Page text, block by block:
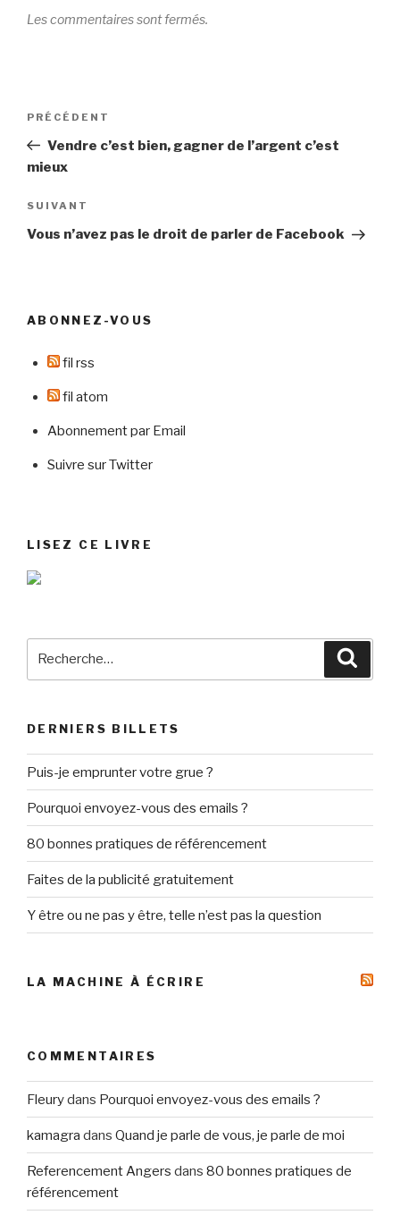
Les commentaires sont fermés.
Navigation
l’article
Article
précédent
PRÉCÉDENT
Vendre c’est bien, gagner de l’argent c’est
mieux
Article
suivant
SUIVANT
Vous n’avez pas le droit de parler de Facebook
ABONNEZ-VOUS
fil rss
fil atom
Abonnement par Email
Suivre sur Twitter
LISEZ CE LIVRE
DERNIERS BILLETS
Puis-je emprunter votre grue ?
Pourquoi envoyez-vous des emails ?
80 bonnes pratiques de référencement
Faites de la publicité gratuitement
Y être ou ne pas y être, telle n’est pas la question
LA MACHINE À ÉCRIRE
COMMENTAIRES
Fleurydans Pourquoi envoyez-vous des emails ?
kamagra dans Quand je parle de vous, je parle de moi
Referencement Angers dans 80 bonnes pratiques de
référencement